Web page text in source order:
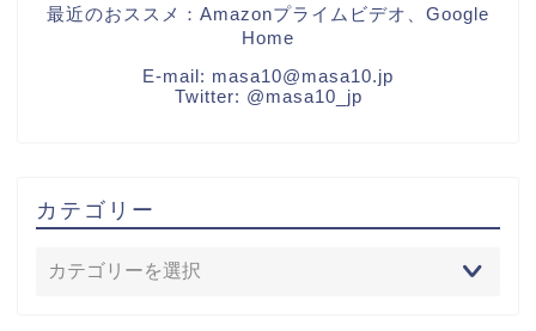
最近のおススメ：Amazonプライムビデオ、Google
Home
E-mail: masa10@masa10.jp
Twitter: @masa10_jp
カテゴリー